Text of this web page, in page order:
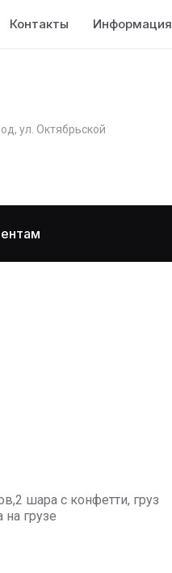
Контакты Информация
ул. Октябрьской
шара с конфетти, груз
грузе